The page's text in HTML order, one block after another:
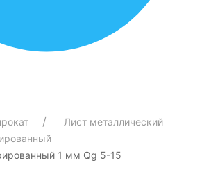
Лист металлический
1 мм Qg 5-15